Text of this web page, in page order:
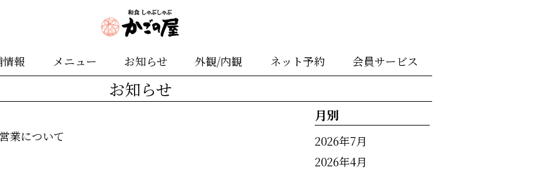
報 メニュー お知らせ 外観/内観 ネット予約 会員サービス
お知らせ
業について
月別
2026年7月
2026年4月